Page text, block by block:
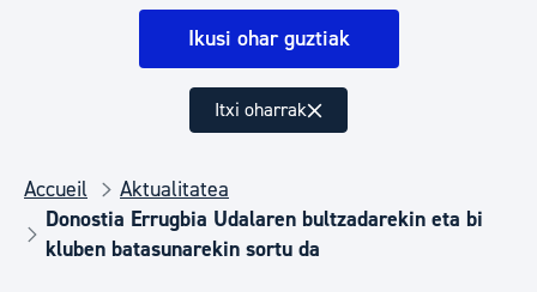
Ikusi ohar guztiak
Itxi oharrak
Accueil
Aktualitatea
Donostia Errugbia Udalaren bultzadarekin eta bi
kluben batasunarekin sortu da